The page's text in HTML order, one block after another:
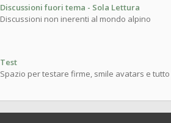
Discussioni fuori tema - Sola Lettura
Discussioni non inerenti al mondo alpino
Test
Spazio per testare firme, smile avatars e